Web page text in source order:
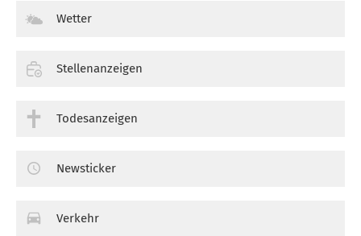
Wetter
Stellenanzeigen
Todesanzeigen
Newsticker
Verkehr